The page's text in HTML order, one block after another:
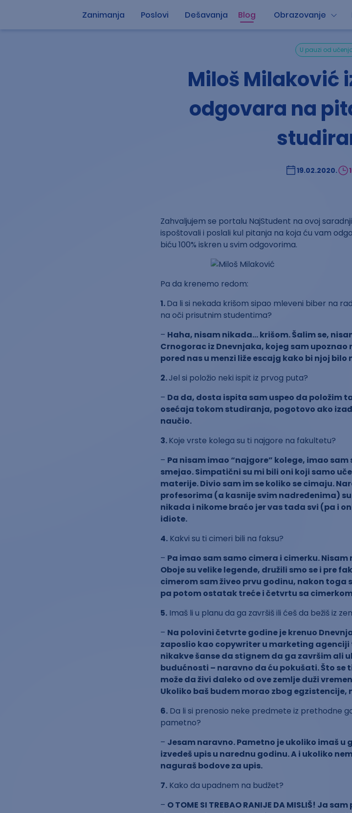
Zanimanja Poslovi Dešavanja Blog Obrazovanje
U pauzi od
Miloš Milaković
odgovara na
19.02.2020.
Zahvaljujem se portalu NajStudent na ovoj
ispoštovali i poslali kul pitanja na koja ću vam
biću 100% iskren u svim odgovorima.
Pa da krenemo redom:
1.Da li si nekada krišom sipao mleveni biber na
na oči prisutnim studentima?
– Haha, nisam nikada… krišom. Šalim se,
Crnogorac iz Dnevnjaka, kojeg sam
pored nas u menzi liže escajg kako bi njoj
2.Jel si položio neki ispit iz prvog puta?
– Da da, dosta ispita sam uspeo da položim
osećaja tokom studiranja, pogotovo ako
naučio.
3.Koje vrste kolega su ti najgore na fakultetu?
– Pa nisam imao “najgore” kolege, imao
smejao. Simpatični su mi bili oni koji samo
materije. Divio sam im se koliko se cimaju.
profesorima (a kasnije svim nadređenima)
nikada i nikome braćo jer vas tada svi (pa i
idiote.
4. Kakvi su ti cimeri bili na faksu?
– Pa imao sam samo cimera i cimerku.
Oboje su velike legende, družili smo se i pre
cimerom sam živeo prvu godinu, nakon toga
pa potom ostatak treće i četvrtu sa
5. Imaš li u planu da ga završiš ili ćeš da bežiš iz
– Na polovini četvrte godine je krenuo
zaposlio kao copywriter u marketing
nikakve šanse da stignem da ga završim ali
budućnosti – naravno da ću pokušati. Što se
može da živi daleko od ove zemlje duži
Ukoliko baš budem morao zbog egzistencije,
6. Da li si prenosio neke predmete iz prethodne
pametno?
– Jesam naravno. Pametno je ukoliko imaš u
izvedeš upis u narednu godinu. A i ukoliko
naguraš bodove za upis.
7. Kako da upadnem na budžet?
– O TOME SI TREBAO RANIJE DA MISLIŠ! Ja